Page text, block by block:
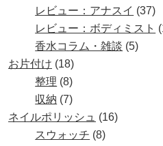
レビュー：アナスイ
37
レビュー：ボディミスト
香水コラム・雑談 5
お片付け
18
整理 8
収納 7
ネイルポリッシュ
16
スウォッチ 8